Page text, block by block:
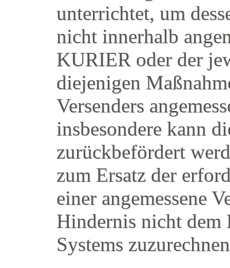
unterrichtet, um
nicht innerhalb
KURIER oder der
diejenigen
Versenders
insbesondere kann
zurückbefördert
zum Ersatz der
einer angemessene
Hindernis nicht
Systems